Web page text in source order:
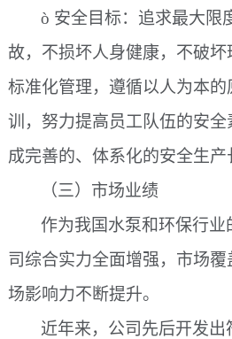
ò 安全目标：追求最大限
故，不损坏人身健康，不破
标准化管理，遵循以人为本
训，努力提高员工队伍的安
成完善的、体系化的安全生产
（三）市场业绩
作为我国水泵和环保行业
司综合实力全面增强，市场
场影响力不断提升。
近年来，公司先后开发